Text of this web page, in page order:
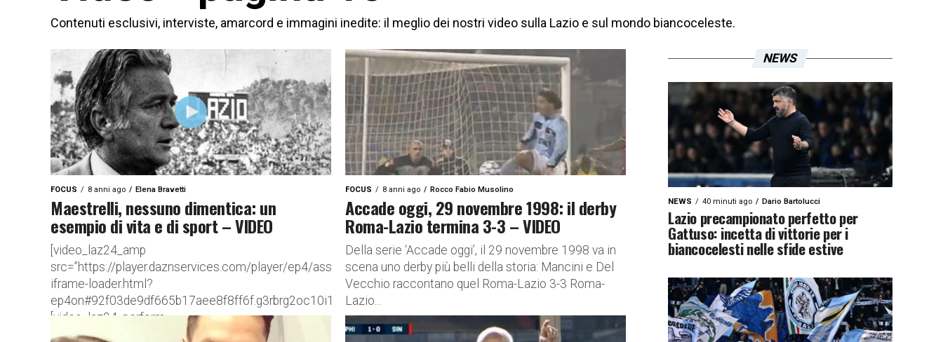
Contenuti esclusivi, interviste, amarcord e immagini inedite: il meglio dei nostri video sulla Lazio e sul mondo biancoceleste.
FOCUS 8 anni ago Elena Bravetti
Maestrelli, nessuno dimentica: un
esempio di vita e di sport – VIDEO
[video_laz24_amp
src=”https://player.daznservices.com/player/ep4/assets/amp-
iframe-loader.html?
ep4on#92f03de9df665b17aee8f8ff6f.g3rbrg2oc10i1qyx9z3x9zj4y”]
[video_laz24_perform
src=”//player.daznservices.com/player.js#92f03de9df665b17aee8f8ff6f.g3rbrg2oc10i1qyx9z3x9zj4y”]
FOCUS 8 anni ago Rocco Fabio Musolino
Accade oggi, 29 novembre 1998: il derby
Roma-Lazio termina 3-3 – VIDEO
Della serie ‘Accade oggi’, il 29 novembre 1998 va in
scena uno derby più belli della storia: Mancini e Del
Vecchio raccontano quel Roma-Lazio 3-3 Roma-
Lazio...
NEWS
NEWS 40 minuti ago Dario Bartolucci
Lazio precampionato perfetto per
Gattuso: incetta di vittorie per i
biancocelesti nelle sfide estive